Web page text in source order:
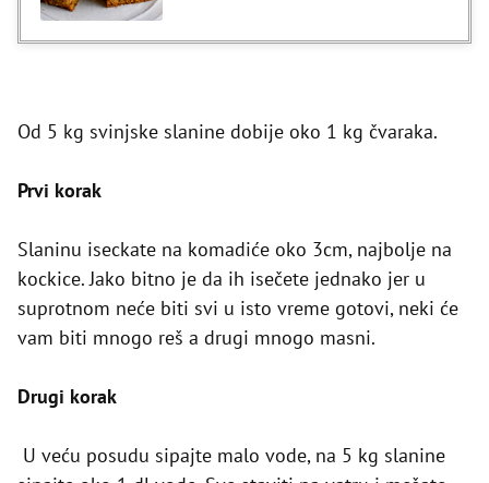
Od 5 kg svinjske slanine dobije oko 1 kg čvaraka.
Prvi korak
Slaninu iseckate na komadiće oko 3cm, najbolje na
kockice. Jako bitno je da ih isečete jednako jer u
suprotnom neće biti svi u isto vreme gotovi, neki će
vam biti mnogo reš a drugi mnogo masni.
Drugi korak
U veću posudu sipajte malo vode, na 5 kg slanine